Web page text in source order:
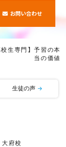
お問い合わせ
生専門】予習の本
当の価値
生徒の声
大府校